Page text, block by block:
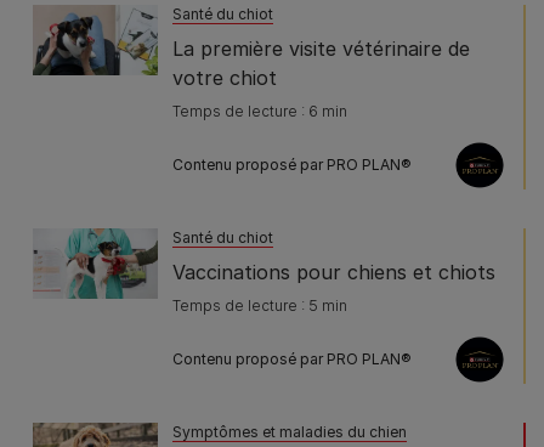
Santé du chiot
La première visite vétérinaire de
votre chiot
Temps de lecture : 6 min
Contenu proposé par PRO PLAN®
Santé du chiot
Vaccinations pour chiens et chiots
Temps de lecture : 5 min
Contenu proposé par PRO PLAN®
Symptômes et maladies du chien